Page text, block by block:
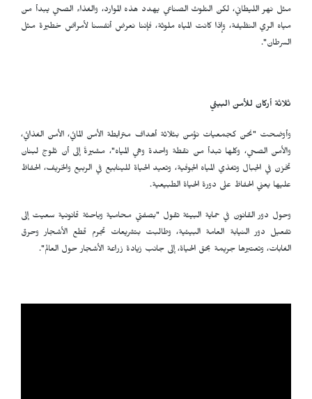
مثل نهر الليطاني، لكن التلوث الصناعي يهدد هذه الموارد، والغذاء الصحي يبدأ من
مياه الري النظيفة، وإذا كانت المياه ملوثة، فإننا نعرض أنفسنا لأمراض خطيرة مثل
السرطان".
ثلاثة أركان للأمن البيئي
وأوضحت "نحن كجمعيات نؤمن بثلاثة أهداف مترابطة الأمن المائي، الأمن الغذائي،
والأمن الصحي، وكلها تبدأ من نقطة واحدة وهي المياه"، مشيرةً إلى أن ثلوج لبنان
تخزن في الجبال وتغذي المياه الجوفية، وتعيد الحياة للينابيع في الربيع والخريف، الحفاظ
عليها يعني الحفاظ على دورة الحياة الطبيعية.
وحول دور القانون في حماية البيئة تقول "بصفتي محامية وباحثة قانونية سعيت إلى
تفعيل دور النيابة العامة البيئية، وطالبت بتشريعات تجرم قطع الأشجار وحرق
الغابات، وتعتبرها جريمة بحق الحياة، إلى جانب زيادة زراعة الأشجار حول العالم".